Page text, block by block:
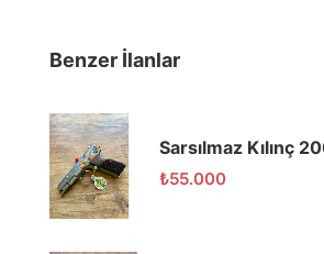
Benzer İlanlar
Sarsılmaz Kılınç
₺55.000